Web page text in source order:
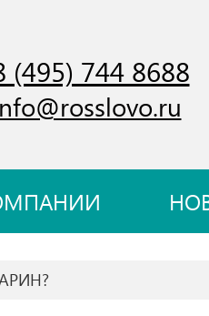
(495) 744 8688